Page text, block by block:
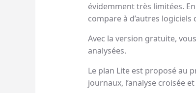
évidemment très limitées.
compare à d’autres
Avec la version gratuite,
analysées.
Le plan Lite est proposé au
journaux, l’analyse croisée et